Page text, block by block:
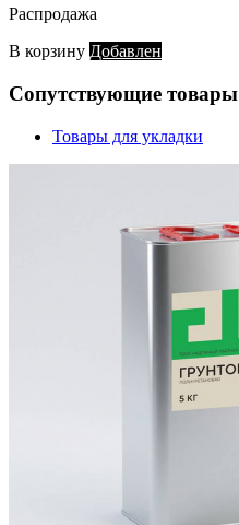
Распродажа
В корзину Добавлен
Сопутствующие товары
Товары для укладки